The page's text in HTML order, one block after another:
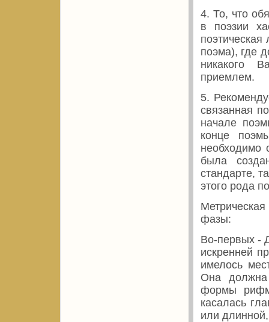
4. То, что
в поэзии
поэма), где
никакого
приемлем.
5.
связанная
начале
конце
необходимо
была
стандарте,
этого рода
фазы:
Во-первых -
искренней
имелось
Она должна
формы
касалась
или